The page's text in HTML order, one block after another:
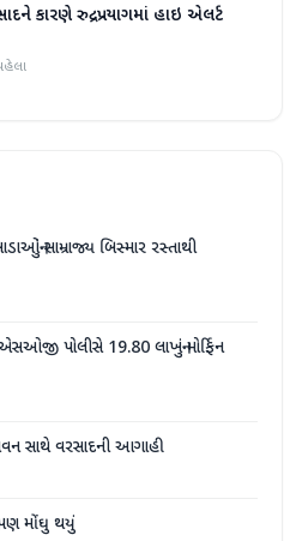
કારણે રુદ્રપ્રયાગમાં હાઇ એલર્ટ
સામ્રાજ્ય બિસ્માર રસ્તાથી
પોલીસે 19.80 લાખનું મોર્ફિન
સાથે વરસાદની આગાહી
પણ મોંઘુ થયું